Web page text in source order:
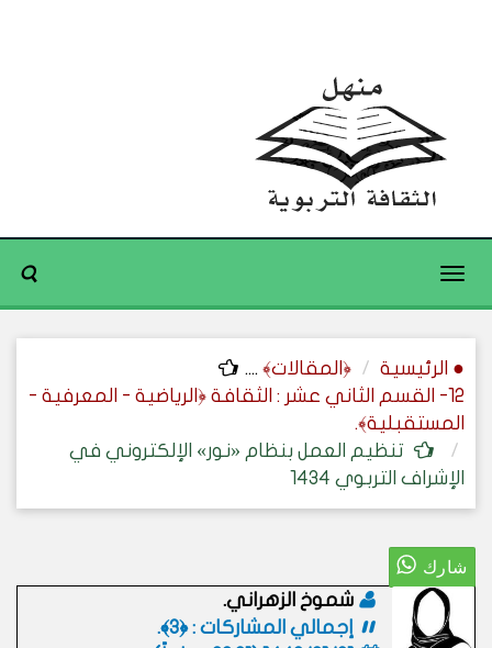
Toggle
● الرئيسية ﴿المقالات﴾ ....
12- القسم الثاني عشر : الثقافة ﴿الرياضية - المعرفية -
المستقبلية﴾.
تنظيم العمل بنظام «نور» الإلكتروني في
الإشراف التربوي 1434
شموخ الزهراني.
إجمالي المشاركات : ﴿3﴾.